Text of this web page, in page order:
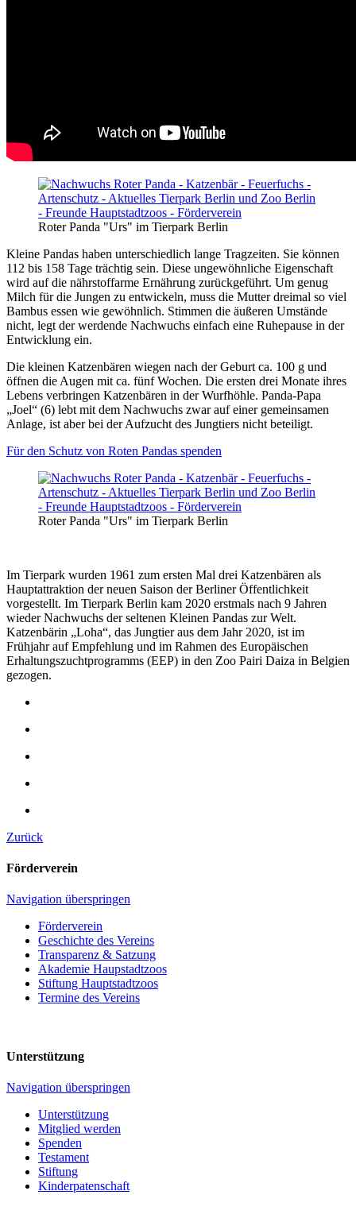
Roter Panda "Urs" im Tierpark Berlin
Kleine Pandas haben unterschiedlich lange Tragzeiten. Sie können
112 bis 158 Tage trächtig sein. Diese ungewöhnliche Eigenschaft
wird auf die nährstoffarme Ernährung zurückgeführt. Um genug
Milch für die Jungen zu entwickeln, muss die Mutter dreimal so viel
Bambus essen wie gewöhnlich. Stimmen die äußeren Umstände
nicht, legt der werdende Nachwuchs einfach eine Ruhepause in der
Entwicklung ein.
Die kleinen Katzenbären wiegen nach der Geburt ca. 100 g und
öffnen die Augen mit ca. fünf Wochen. Die ersten drei Monate ihres
Lebens verbringen Katzenbären in der Wurfhöhle. Panda-Papa
„Joel“ (6) lebt mit dem Nachwuchs zwar auf einer gemeinsamen
Anlage, ist aber bei der Aufzucht des Jungtiers nicht beteiligt.
Für den Schutz von Roten Pandas spenden
Roter Panda "Urs" im Tierpark Berlin
Im Tierpark wurden 1961 zum ersten Mal drei Katzenbären als
Hauptattraktion der neuen Saison der Berliner Öffentlichkeit
vorgestellt. Im Tierpark Berlin kam 2020 erstmals nach 9 Jahren
wieder Nachwuchs der seltenen Kleinen Pandas zur Welt.
Katzenbärin „Loha“, das Jungtier aus dem Jahr 2020, ist im
Frühjahr auf Empfehlung und im Rahmen des Europäischen
Erhaltungszuchtprogramms (EEP) in den Zoo Pairi Daiza in Belgien
gezogen.
Zurück
Förderverein
Navigation überspringen
Förderverein
Geschichte des Vereins
Transparenz & Satzung
Akademie Haupstadtzoos
Stiftung Hauptstadtzoos
Termine des Vereins
Unterstützung
Navigation überspringen
Unterstützung
Mitglied werden
Spenden
Testament
Stiftung
Kinderpatenschaft